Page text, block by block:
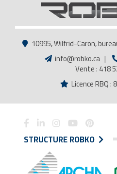
10995, Wilfrid-Caron,
info@robko.ca |
Vente : 418
Licence RBQ
STRUCTURE ROBKO